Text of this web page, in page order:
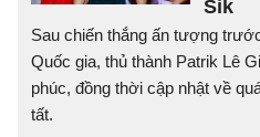
Sik
Sau chiến thắng ấn tượng
Quốc gia, thủ thành Patrik Lê
phúc, đồng thời cập nhật về
tất.